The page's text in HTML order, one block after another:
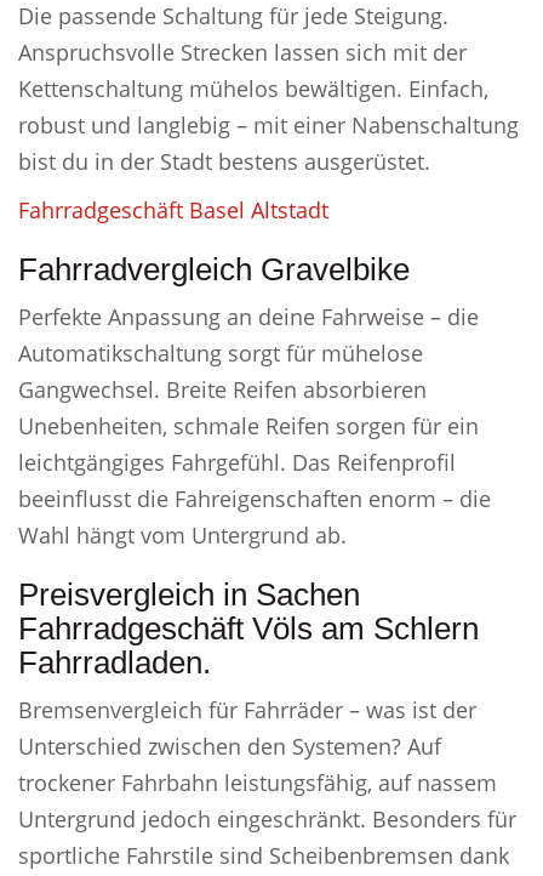
Die passende Schaltung für jede Steigung.
Anspruchsvolle Strecken lassen sich mit der
Kettenschaltung mühelos bewältigen. Einfach,
robust und langlebig – mit einer Nabenschaltung
bist du in der Stadt bestens ausgerüstet.
Fahrradgeschäft Basel Altstadt
Fahrradvergleich Gravelbike
Perfekte Anpassung an deine Fahrweise – die
Automatikschaltung sorgt für mühelose
Gangwechsel. Breite Reifen absorbieren
Unebenheiten, schmale Reifen sorgen für ein
leichtgängiges Fahrgefühl. Das Reifenprofil
beeinflusst die Fahreigenschaften enorm – die
Wahl hängt vom Untergrund ab.
Preisvergleich in Sachen
Fahrradgeschäft Völs am Schlern
Fahrradladen.
Bremsenvergleich für Fahrräder – was ist der
Unterschied zwischen den Systemen? Auf
trockener Fahrbahn leistungsfähig, auf nassem
Untergrund jedoch eingeschränkt. Besonders für
sportliche Fahrstile sind Scheibenbremsen dank